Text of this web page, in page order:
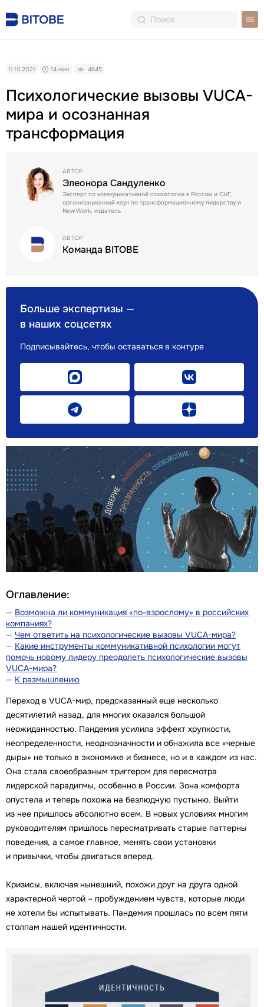
Психологические вызовы VUCA-
мира и осознанная
трансформация
11.10.2021 14 мин 4645
Оглавление:
Возможна ли коммуникация «по-взрослому» в российских
компаниях?
Чем ответить на психологические вызовы VUCA-мира?
Какие инструменты коммуникативной психологии могут
помочь новому лидеру преодолеть психологические вызовы
VUCA-мира?
К размышлению
Переход в VUCA-мир, предсказанный еще несколько
десятилетий назад, для многих оказался большой
неожиданностью. Пандемия усилила эффект хрупкости,
неопределенности, неоднозначности и обнажила все «черные
дыры» не только в экономике и бизнесе, но и в каждом из нас.
Она стала своеобразным триггером для пересмотра
лидерской парадигмы, особенно в России. Зона комфорта
опустела и теперь похожа на безлюдную пустыню. Выйти
из нее пришлось абсолютно всем. В новых условиях многим
руководителям пришлось пересматривать старые паттерны
поведения, а самое главное, менять свои установки
и привычки, чтобы двигаться вперед.
Кризисы, включая нынешний, похожи друг на друга одной
характерной чертой – пробуждением чувств, которые люди
не хотели бы испытывать. Пандемия прошлась по всем пяти
столпам нашей идентичности.
Больше экспертизы —
в наших соцсетях
Подписывайтесь, чтобы оставаться в контуре
АВТОР
Элеонора Сандуленко
Эксперт по коммуникативной психологии в России и СНГ,
организационный коуч по трансформационному лидерству и
New Work, издатель
АВТОР
Команда BITOBE